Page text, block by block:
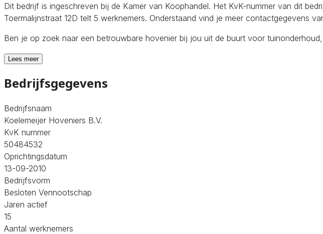
Dit bedrijf is ingeschreven bij de Kamer van Koophandel. Het KvK-nummer van dit
Toermalijnstraat 12D telt 5 werknemers. Onderstaand vind je meer contactgegevens
Ben je op zoek naar een betrouwbare hovenier bij jou uit de buurt voor
Lees meer
Bedrijfsgegevens
Bedrijfsnaam
Koelemeijer Hoveniers B.V.
KvK nummer
50484532
Oprichtingsdatum
13-09-2010
Bedrijfsvorm
Besloten Vennootschap
Jaren actief
15
Aantal werknemers